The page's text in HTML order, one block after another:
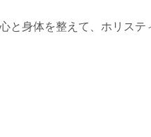
と身体を整えて、ホリス